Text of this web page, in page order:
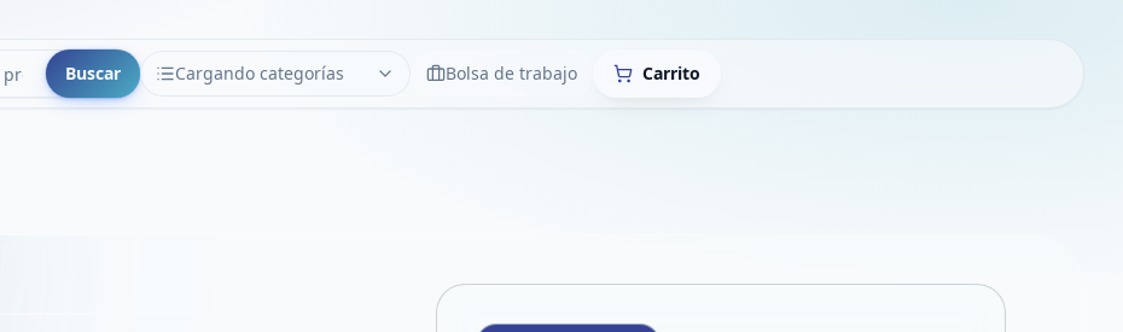
Buscar Cargando categorías
CATEGORÍAS LimpiarBolsa de trabajo Carrito
Compartir producto
Compartir por WhatsApp